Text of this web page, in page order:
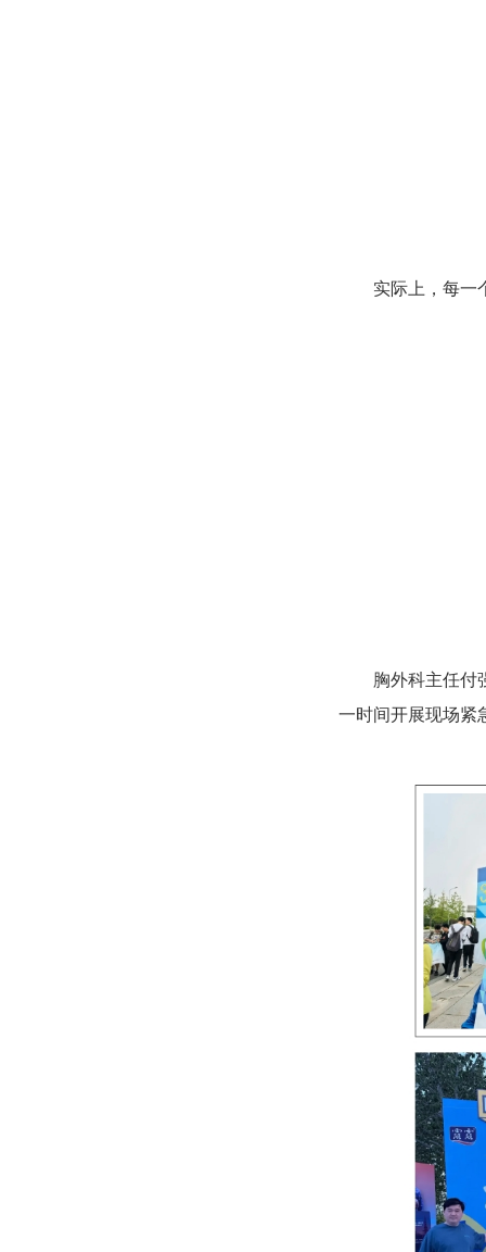
实际上，每一
胸外科主任付
一时间开展现场紧